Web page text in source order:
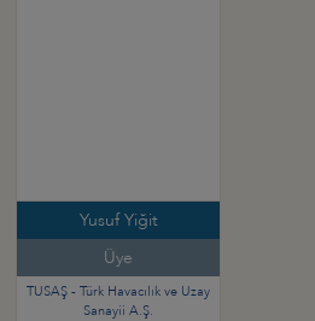
Yusuf Yiğit
Üye
TUSAŞ - Türk Havacılık ve Uzay
Sanayii A.Ş.